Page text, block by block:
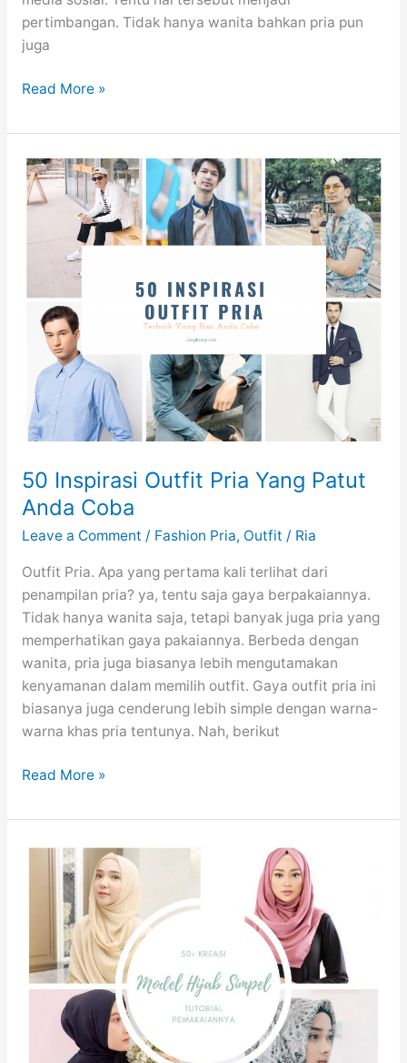
pertimbangan. Tidak hanya wanita bahkan pria pun
juga
Berbagai
Ide
Outfit
Kondangan
Yang
Menginspirasi
Read More »
50 Inspirasi Outfit Pria Yang Patut
Anda Coba
Leave a Comment / Fashion Pria, Outfit / Ria
Outfit Pria. Apa yang pertama kali terlihat dari
penampilan pria? ya, tentu saja gaya berpakaiannya.
Tidak hanya wanita saja, tetapi banyak juga pria yang
memperhatikan gaya pakaiannya. Berbeda dengan
wanita, pria juga biasanya lebih mengutamakan
kenyamanan dalam memilih outfit. Gaya outfit pria ini
biasanya juga cenderung lebih simple dengan warna-
warna khas pria tentunya. Nah, berikut
50
Outfit
Read More »